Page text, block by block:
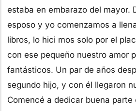
estaba en embarazo del mayor.
esposo y yo comenzamos a
libros, lo hici mos solo por el
con ese pequeño nuestro amor
fantásticos. Un par de años
segundo hijo, y con él llegaron
Comencé a dedicar buena parte